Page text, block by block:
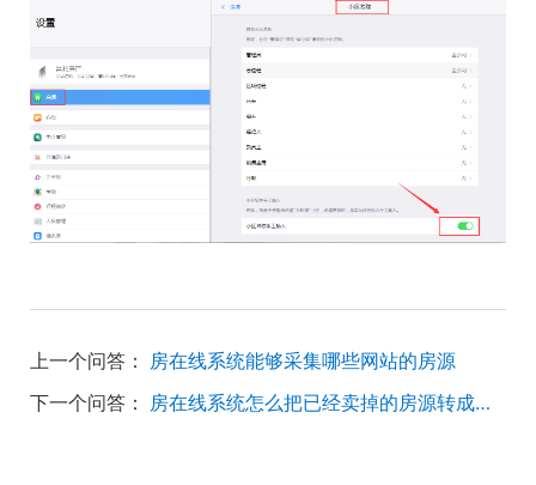
上一个问答： 房在线系统能够采集哪些网站的房源
下一个问答：
房在线系统怎么把已经卖掉的房源转成无效